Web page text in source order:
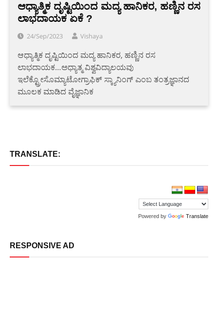
ಆಧ್ಯಾತ್ಮಿಕ ದೃಷ್ಟಿಯಿಂದ ಮದ್ಯ ಹಾನಿಕರ, ಹಣ್ಣಿನ ರಸ
ಲಾಭದಾಯಕ ಏಕೆ ?
24/Sep/2023 Vishaya
ಆಧ್ಯಾತ್ಮಿಕ ದೃಷ್ಟಿಯಿಂದ ಮದ್ಯ ಹಾನಿಕರ, ಹಣ್ಣಿನ ರಸ
ಲಾಭದಾಯಕ…ಅಧ್ಯಾತ್ಮ ವಿಶ್ವವಿದ್ಯಾಲಯವು
ಇಲೆಕ್ಟ್ರೋಸೊಮ್ಯಾಟೋಗ್ರಾಫಿಕ್ ಸ್ಕ್ಯಾನಿಂಗ್ ಎಂಬ ತಂತ್ರಜ್ಞಾನದ
ಮೂಲಕ ಮಾಡಿದ ವೈಜ್ಞಾನಿಕ
TRANSLATE:
Powered by Translate
RESPONSIVE AD